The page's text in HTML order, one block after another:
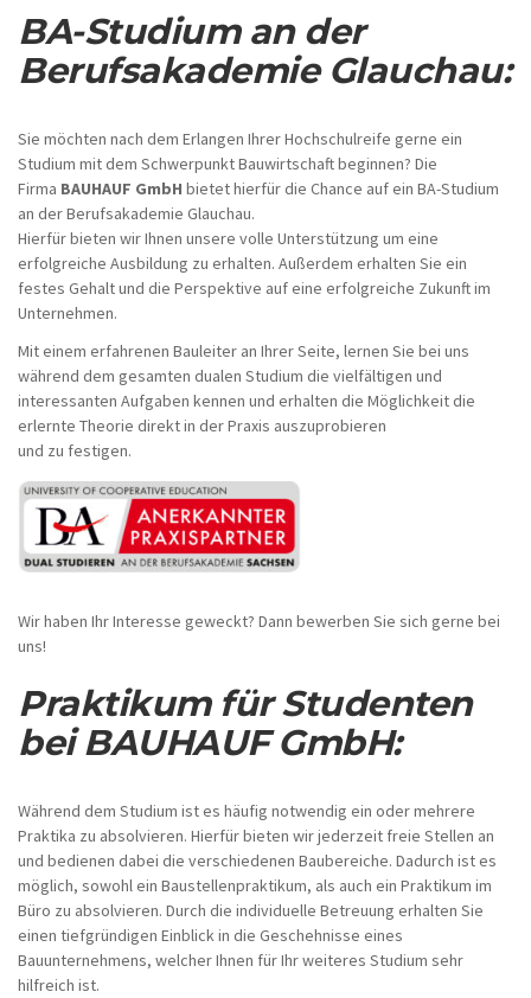
BA-Studium an der
Berufsakademie Glauchau:
Sie möchten nach dem Erlangen Ihrer Hochschulreife gerne ein
Studium mit dem Schwerpunkt Bauwirtschaft beginnen? Die
Firma BAUHAUF GmbH bietet hierfür die Chance auf ein BA-Studium
an der Berufsakademie Glauchau.
Hierfür bieten wir Ihnen unsere volle Unterstützung um eine
erfolgreiche Ausbildung zu erhalten. Außerdem erhalten Sie ein
festes Gehalt und die Perspektive auf eine erfolgreiche Zukunft im
Unternehmen.
Mit einem erfahrenen Bauleiter an Ihrer Seite, lernen Sie bei uns
während dem gesamten dualen Studium die vielfältigen und
interessanten Aufgaben kennen und erhalten die Möglichkeit die
erlernte Theorie direkt in der Praxis auszuprobieren
und zu festigen.
Wir haben Ihr Interesse geweckt? Dann bewerben Sie sich gerne bei
uns!
Praktikum für Studenten
bei BAUHAUF GmbH:
Während dem Studium ist es häufig notwendig ein oder mehrere
Praktika zu absolvieren. Hierfür bieten wir jederzeit freie Stellen an
und bedienen dabei die verschiedenen Baubereiche. Dadurch ist es
möglich, sowohl ein Baustellenpraktikum, als auch ein Praktikum im
Büro zu absolvieren. Durch die individuelle Betreuung erhalten Sie
einen tiefgründigen Einblick in die Geschehnisse eines
Bauunternehmens, welcher Ihnen für Ihr weiteres Studium sehr
hilfreich ist.